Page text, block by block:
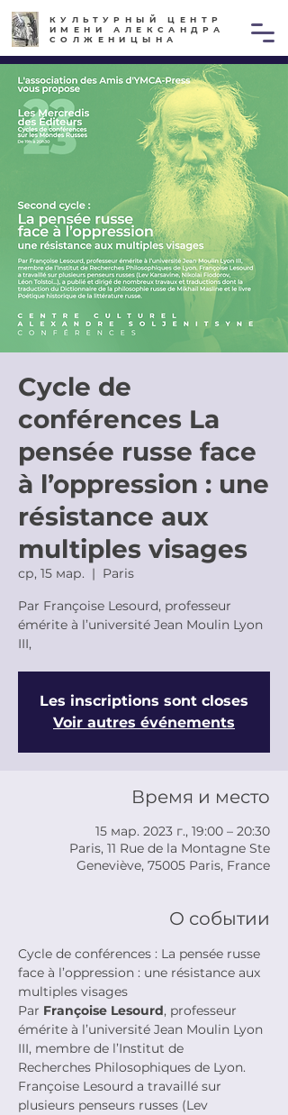
КУЛЬТУРНЫЙ ЦЕНТР
ИМЕНИ АЛЕКСАНДРА
СОЛЖЕНИЦЫНА
Cycle de
conférences La
pensée russe face
à l’oppression : une
résistance aux
multiples visages
ср, 15 мар.
  |
Paris
Par Françoise Lesourd, professeur
émérite à l’université Jean Moulin Lyon
III,
Les inscriptions sont closes
Voir autres événements
Время и место
15 мар. 2023 г., 19:00 – 20:30
Paris, 11 Rue de la Montagne Ste
Geneviève, 75005 Paris, France
О событии
Cycle de conférences : La pensée russe
face à l’oppression : une résistance aux
multiples visages
Par Françoise Lesourd, professeur
émérite à l’université Jean Moulin Lyon
III, membre de l’Institut de
Recherches Philosophiques de Lyon.
Françoise Lesourd a travaillé sur
plusieurs penseurs russes (Lev